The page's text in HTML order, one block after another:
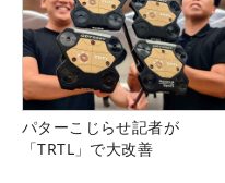
パターこじらせ記者が
「TRTL」で大改善